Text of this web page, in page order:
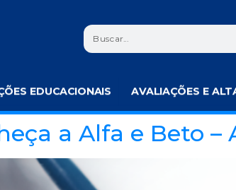
EDUCACIONAIS AVALIAÇÕES E
a Alfa e Beto –